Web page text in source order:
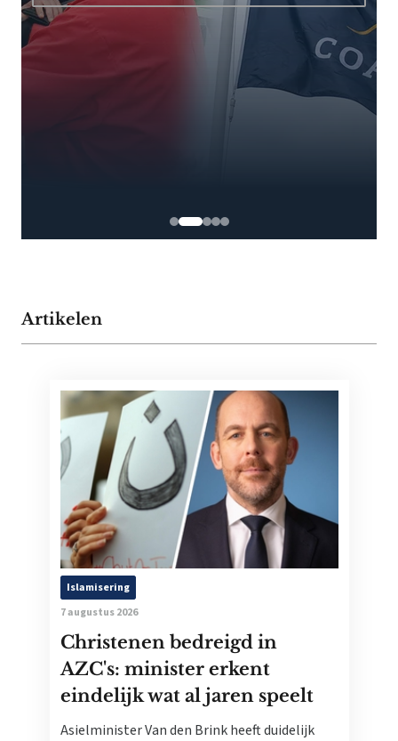
Artikelen
Islamisering
7 augustus 2026
Christenen bedreigd in
AZC's: minister erkent
eindelijk wat al jaren speelt
Asielminister Van den Brink heeft duidelijk